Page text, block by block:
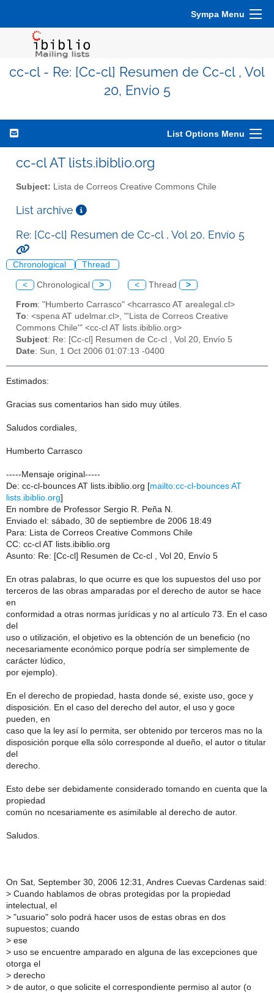
Sympa Menu
cc-cl - Re: [Cc-cl] Resumen de Cc-cl , Vol
20, Envío 5
List Options Menu
cc-cl AT lists.ibiblio.org
Subject: Lista de Correos Creative Commons Chile
List archive
Re: [Cc-cl] Resumen de Cc-cl , Vol 20, Envío 5
Chronological Thread
< Chronological > < Thread >
From: "Humberto Carrasco" <hcarrasco AT arealegal.cl>
To: <spena AT udelmar.cl>, "'Lista de Correos Creative
Commons Chile'" <cc-cl AT lists.ibiblio.org>
Subject: Re: [Cc-cl] Resumen de Cc-cl , Vol 20, Envío 5
Date: Sun, 1 Oct 2006 01:07:13 -0400
Estimados:
Gracias sus comentarios han sido muy útiles.
Saludos cordiales,
Humberto Carrasco
-----Mensaje original-----
De: cc-cl-bounces AT lists.ibiblio.org [mailto:cc-cl-bounces AT
lists.ibiblio.org]
En nombre de Professor Sergio R. Peña N.
Enviado el: sábado, 30 de septiembre de 2006 18:49
Para: Lista de Correos Creative Commons Chile
CC: cc-cl AT lists.ibiblio.org
Asunto: Re: [Cc-cl] Resumen de Cc-cl , Vol 20, Envío 5
En otras palabras, lo que ocurre es que los supuestos del uso por
terceros de las obras amparadas por el derecho de autor se hace
en
conformidad a otras normas jurídicas y no al artículo 73. En el caso
del
uso o utilización, el objetivo es la obtención de un beneficio (no
necesariamente económico porque podría ser simplemente de
carácter lúdico,
por ejemplo).
En el derecho de propiedad, hasta donde sé, existe uso, goce y
disposición. En el caso del derecho del autor, el uso y goce
pueden, en
caso que la ley así lo permita, ser obtenido por terceros mas no la
disposición porque ella sólo corresponde al dueño, el autor o titular
del
derecho.
Esto debe ser debidamente considerado tomando en cuenta que la
propiedad
común no ncesariamente es asimilable al derecho de autor.
Saludos.
On Sat, September 30, 2006 12:31, Andres Cuevas Cardenas said:
> Cuando hablamos de obras protegidas por la propiedad
intelectual, el
> "usuario" solo podrá hacer usos de estas obras en dos
supuestos; cuando
> ese
> uso se encuentre amparado en alguna de las excepciones que
otorga el
> derecho
> de autor, o que solicite el correspondiente permiso al autor (o